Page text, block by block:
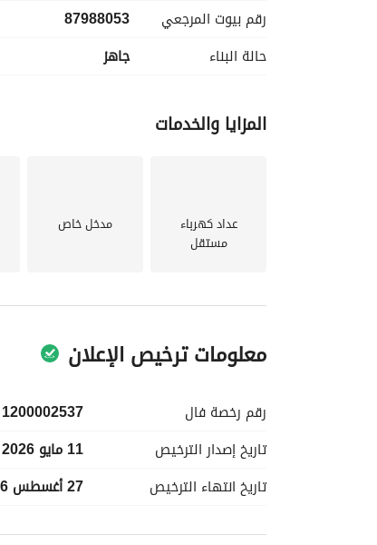
رقم بيوت المرجعي
87988053
حالة البناء
جاهز
المزايا والخدمات
عداد كهرباء
مستقل
مدخل خاص
معلومات ترخيص الإعلان
رقم رخصة فال
1200002537
تاريخ إصدار الترخيص
11 مايو 2026
تاريخ انتهاء الترخيص 27 أغسطس 2026